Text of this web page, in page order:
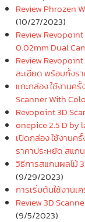
Review Phrozen
(10/27/2023)
Review
0.02mm Dual
Review
ละเอียด พร้อมทั้งร
แกะกล่อง ใช้งานค
Scanner With
Revopoint 3D
onepice 2.5 D by
เปิดกล่อง ใช้งานค
ราคาประหยัด สแก
วิธีการสแกนผลไม้
(9/29/2023)
การเริ่มต้นใช้งานเ
Review 3D
(9/5/2023)